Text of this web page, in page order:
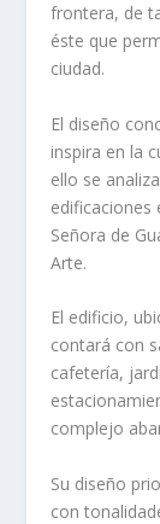
frontera, de
éste que
ciudad.
El diseño
inspira en la
ello se
edificaciones
Señora de
Arte.
El edificio,
contará con
cafetería,
complejo
Su diseño
con